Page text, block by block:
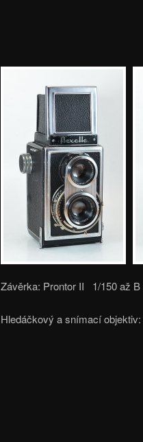
Závěrka: Prontor II 1/150 až B
Hledáčkový a snímací